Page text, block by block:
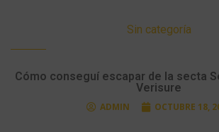
Sin categoría
Cómo conseguí escapar de la secta
Verisure
ADMIN OCTUBRE 18,